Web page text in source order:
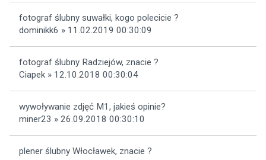
fotograf ślubny suwałki, kogo polecicie ?
dominikk6 » 11.02.2019 00:30:09
fotograf ślubny Radziejów, znacie ?
Ciapek » 12.10.2018 00:30:04
wywoływanie zdjęć M1, jakieś opinie?
miner23 » 26.09.2018 00:30:10
plener ślubny Włocławek, znacie ?